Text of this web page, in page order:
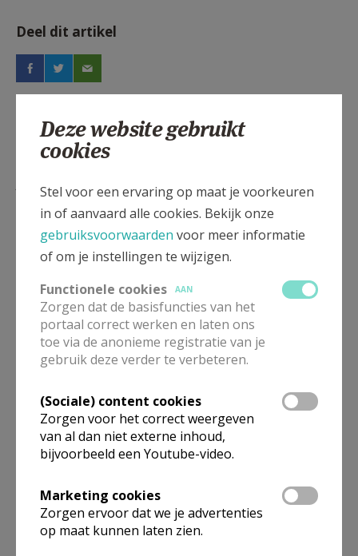
Deel dit artikel
Lees meer
Beroepsvereniging Zorgpastores
Deze website gebruikt
cookies
Stel voor een ervaring op maat je voorkeuren
in of aanvaard alle cookies. Bekijk onze
gebruiksvoorwaarden voor meer informatie
of om je instellingen te wijzigen.
Functionele cookies
AAN
Zorgen dat de basisfuncties van het
portaal correct werken en laten ons
toe via de anonieme registratie van je
gebruik deze verder te verbeteren.
(Sociale) content cookies
Zorgen voor het correct weergeven
van al dan niet externe inhoud,
bijvoorbeeld een Youtube-video.
Marketing cookies
Zorgen ervoor dat we je advertenties
op maat kunnen laten zien.